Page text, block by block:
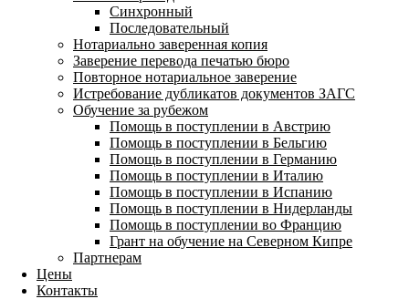
Синхронный
Последовательный
Нотариально заверенная копия
Заверение перевода печатью бюро
Повторное нотариальное заверение
Истребование дубликатов документов ЗАГС
Обучение за рубежом
Помощь в поступлении в Австрию
Помощь в поступлении в Бельгию
Помощь в поступлении в Германию
Помощь в поступлении в Италию
Помощь в поступлении в Испанию
Помощь в поступлении в Нидерланды
Помощь в поступлении во Францию
Грант на обучение на Северном Кипре
Партнерам
Цены
Контакты